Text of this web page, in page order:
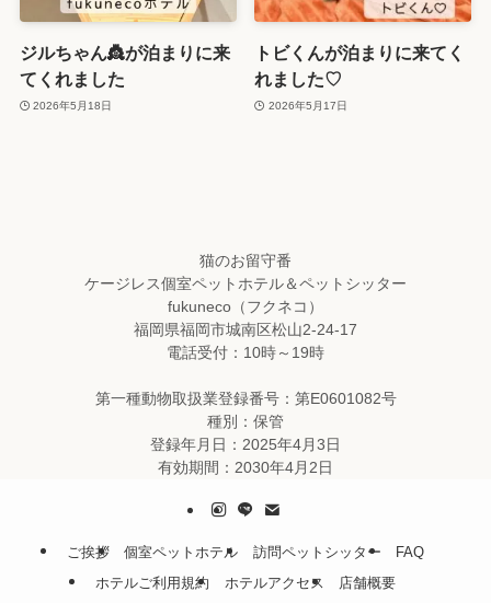
ジルちゃん👸が泊まりに来
てくれました
2026年5月18日
トビくんが泊まりに来てく
れました♡
2026年5月17日
猫のお留守番
ケージレス個室ペットホテル＆ペットシッター
fukuneco（フクネコ）
福岡県福岡市城南区松山2-24-17
電話受付：10時～19時
第一種動物取扱業登録番号：第E0601082号
種別：保管
登録年月日：2025年4月3日
有効期間：2030年4月2日
ご挨拶 個室ペットホテル 訪問ペットシッター
FAQ
ホテルご利用規約
ホテルアクセス 店舗概要